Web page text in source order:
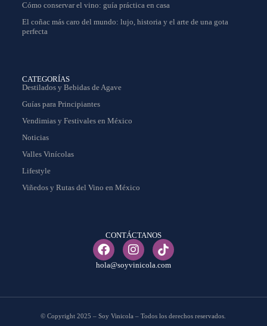
Cómo conservar el vino: guía práctica en casa
El coñac más caro del mundo: lujo, historia y el arte de una gota
perfecta
CATEGORÍAS
Destilados y Bebidas de Agave
Guías para Principiantes
Vendimias y Festivales en México
Noticias
Valles Vinícolas
Lifestyle
Viñedos y Rutas del Vino en México
CONTÁCTANOS
hola@soyvinicola.com
© Copyright 2025 – Soy Vinicola – Todos los derechos reservados.